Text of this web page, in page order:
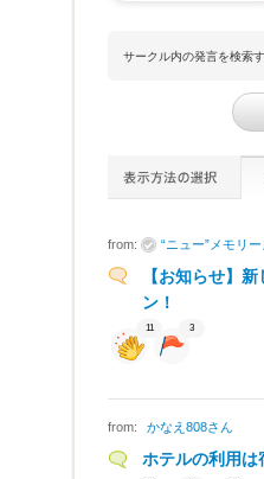
サークル内の発言を検索
from: “ニュー”メモリ
【お知らせ】
ン！
11 3
from: かなえ808さん
ホテルの利用は